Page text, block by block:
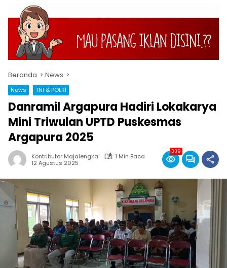
Beranda News
News TNI & POLRI
Danramil Argapura Hadiri Lokakarya
Mini Triwulan UPTD Puskesmas
Argapura 2025
Kontributor Majalengka
1 Min Baca
12 Agustus 2025
339